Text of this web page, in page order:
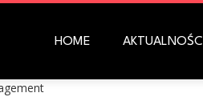
HOME AKTUALNOŚCI